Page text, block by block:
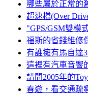
哪些屬於正常的
超速檔(Over
"GPS/GSM雙模
福斯的省錢維修
有誰擁有馬自達
這裡有汽車音響
請問2005年的
春遊，看交通疏